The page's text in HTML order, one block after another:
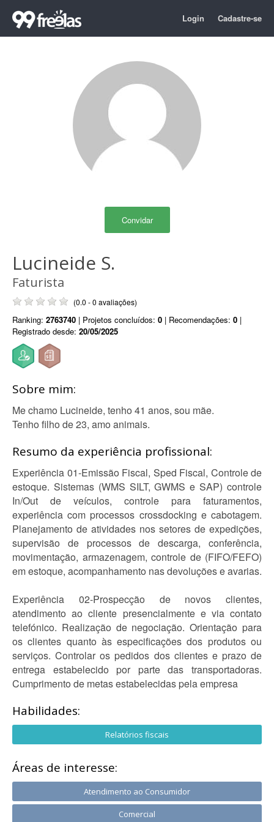
Login Cadastre-se
Convidar
Lucineide S.
Faturista
(0.0 - 0 avaliações)
Ranking: 2763740 | Projetos concluídos: 0 | Recomendações: 0 |
Registrado desde: 20/05/2025
Sobre mim:
Me chamo Lucineide, tenho 41 anos, sou mãe.
Tenho filho de 23, amo animais.
Resumo da experiência profissional:
Experiência 01-Emissão Fiscal, Sped Fiscal, Controle de
estoque. Sistemas (WMS SILT, GWMS e SAP) controle
In/Out de veículos, controle para faturamentos,
experiência com processos crossdocking e cabotagem.
Planejamento de atividades nos setores de expedições,
supervisão de processos de descarga, conferência,
movimentação, armazenagem, controle de (FIFO/FEFO)
em estoque, acompanhamento nas devoluções e avarias.
Experiência 02-Prospecção de novos clientes,
atendimento ao cliente presencialmente e via contato
telefónico. Realização de negociação. Orientação para
os clientes quanto às especificações dos produtos ou
serviços. Controlar os pedidos dos clientes e prazo de
entrega estabelecido por parte das transportadoras.
Cumprimento de metas estabelecidas pela empresa
Habilidades:
Relatórios fiscais
Áreas de interesse:
Atendimento ao Consumidor
Comercial